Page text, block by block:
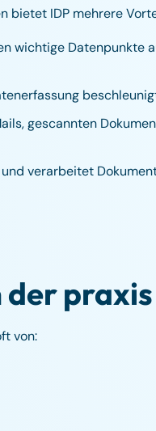
bietet IDP mehrere
wichtige Datenpunkte
gescannten
und verarbeitet
der praxis
von: